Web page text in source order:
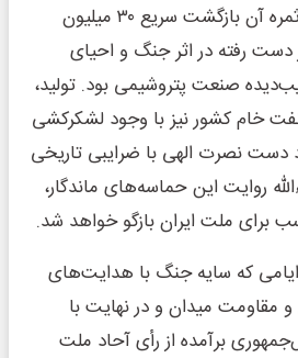
مثال‌زدنی دنبال شد که ثمره آن بازگشت سریع ۳۰ میلیون
رفته در اثر جنگ و احیای
آسیب‌دیده صنعت پتروشیمی بود. تولید،
خام کشور نیز با وجود لشکرکشی
دست نصرت الهی با ضرایبی تاریخی
روایت این حماسه‌های ماندگار،
برای ملت ایران بازگو خواهد شد.
ایامی که سایه جنگ با هدایت‌های
مقاومت میدان و در نهایت با
برآمده از رأی آحاد ملت